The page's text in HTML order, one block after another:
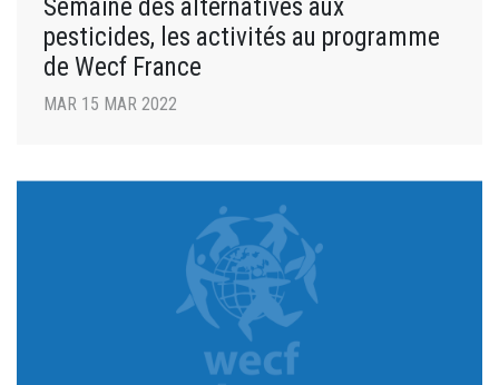
Semaine des alternatives aux
pesticides, les activités au programme
de Wecf France
MAR 15 MAR 2022